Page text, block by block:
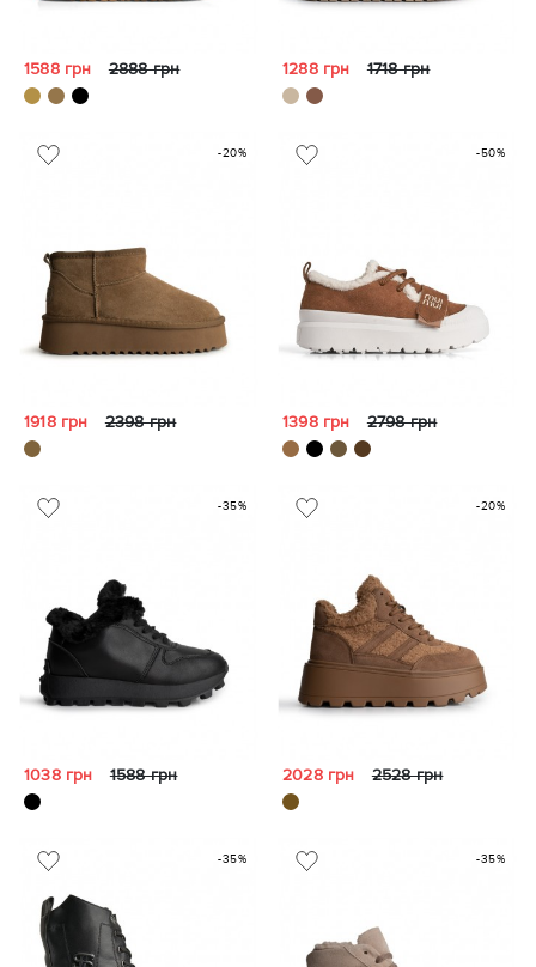
1588 грн 2888 грн 1288 грн 1718 грн
-20%
1918 грн 2398 грн
-50%
1398 грн 2798 грн
-35%
1038 грн 1588 грн
-20%
2028 грн 2528 грн
-35% -35%